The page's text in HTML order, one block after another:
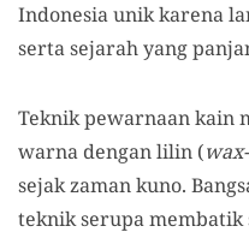
Indonesia unik karena
serta sejarah yang
Teknik pewarnaan kain
warna dengan lilin (
sejak zaman kuno.
teknik serupa membatik